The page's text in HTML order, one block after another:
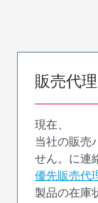
販売代
現在、
当社の販売
せん。に連
優先販売代
製品の在庫